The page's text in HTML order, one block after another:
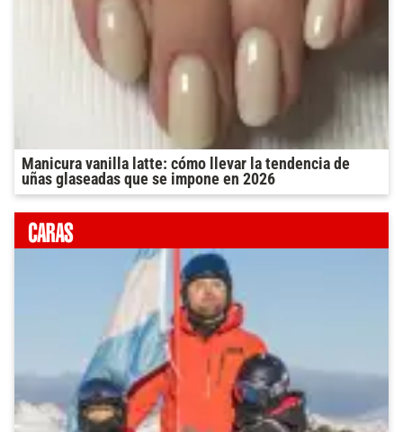
Manicura vanilla latte: cómo llevar la tendencia de
uñas glaseadas que se impone en 2026